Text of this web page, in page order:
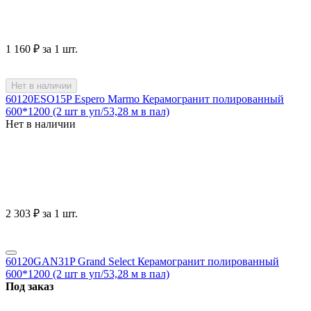
1 160 ₽ за 1 шт.
Нет в наличии
60120ESO15P Espero Marmo Керамогранит полированный
600*1200 (2 шт в уп/53,28 м в пал)
Нет в наличии
2 303 ₽ за 1 шт.
60120GAN31P Grand Select Керамогранит полированный
600*1200 (2 шт в уп/53,28 м в пал)
Под заказ